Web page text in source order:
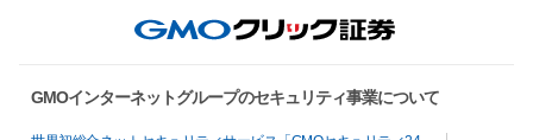
GMOインターネットグループのセキュリティ事業について